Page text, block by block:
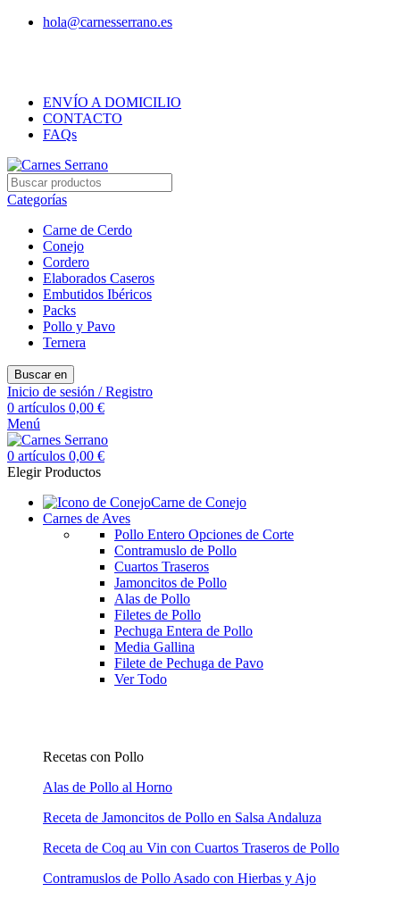
hola@carnesserrano.es
ENVÍO A DOMICILIO
CONTACTO
FAQs
Categorías
Carne de Cerdo
Conejo
Cordero
Elaborados Caseros
Embutidos Ibéricos
Packs
Pollo y Pavo
Ternera
Buscar en
Inicio de sesión / Registro
0 artículos 0,00 €
Menú
0 artículos 0,00 €
Elegir Productos
Carne de Conejo
Carnes de Aves
Pollo Entero Opciones de Corte
Contramuslo de Pollo
Cuartos Traseros
Jamoncitos de Pollo
Alas de Pollo
Filetes de Pollo
Pechuga Entera de Pollo
Media Gallina
Filete de Pechuga de Pavo
Ver Todo
Recetas con Pollo
Alas de Pollo al Horno
Receta de Jamoncitos de Pollo en Salsa Andaluza
Receta de Coq au Vin con Cuartos Traseros de Pollo
Contramuslos de Pollo Asado con Hierbas y Ajo